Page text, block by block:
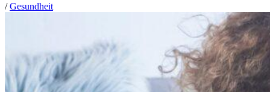
/Gesundheit